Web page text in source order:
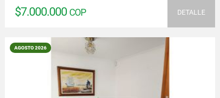
$7.000.000 COP DETALLE
AGOSTO 2026